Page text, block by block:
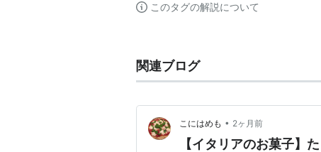
このタグの解説について
関連ブログ
こにはめも • 2ヶ月前
【イタリアのお菓子】